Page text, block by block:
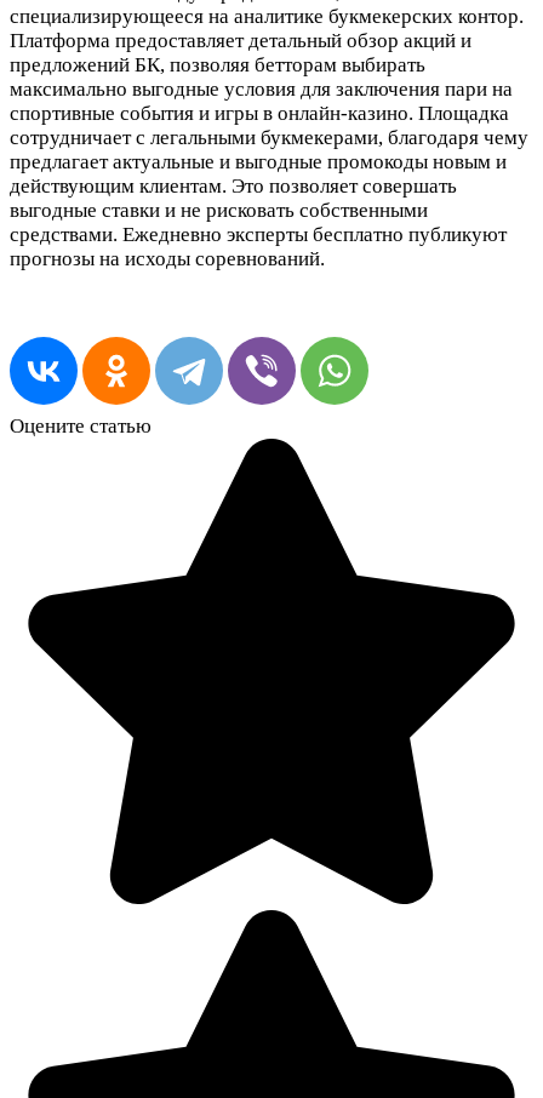
специализирующееся на аналитике букмекерских контор.
Платформа предоставляет детальный обзор акций и
предложений БК, позволяя бетторам выбирать
максимально выгодные условия для заключения пари на
спортивные события и игры в онлайн-казино. Площадка
сотрудничает с легальными букмекерами, благодаря чему
предлагает актуальные и выгодные промокоды новым и
действующим клиентам. Это позволяет совершать
выгодные ставки и не рисковать собственными
средствами. Ежедневно эксперты бесплатно публикуют
прогнозы на исходы соревнований.
Оцените статью